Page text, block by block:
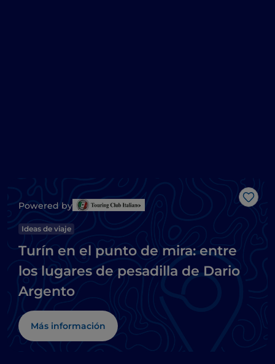
Me
Powered by
Ideas de viaje
Turín en el punto de mira: entre
los lugares de pesadilla de Dario
Argento
Más información